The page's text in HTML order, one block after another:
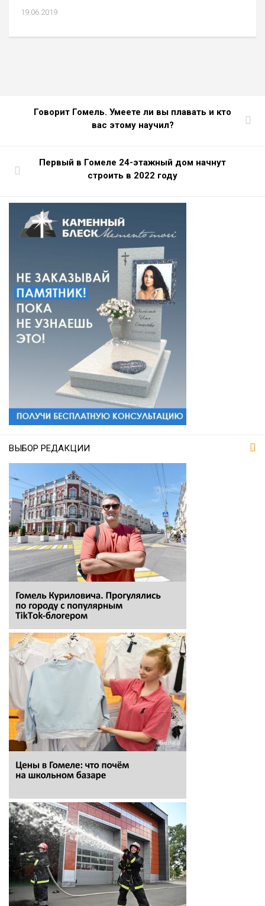
19.06.2019
Говорит Гомель. Умеете ли вы плавать и кто
вас этому научил?
Первый в Гомеле 24-этажный дом начнут
строить в 2022 году
ВЫБОР РЕДАКЦИИ